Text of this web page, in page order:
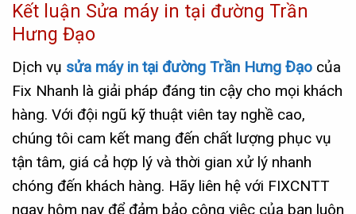
Kết luận Sửa máy in tại đường Trần
Hưng Đạo
Dịch vụ sửa máy in tại đường Trần Hưng Đạo của
Fix Nhanh là giải pháp đáng tin cậy cho mọi khách
hàng. Với đội ngũ kỹ thuật viên tay nghề cao,
chúng tôi cam kết mang đến chất lượng phục vụ
tận tâm, giá cả hợp lý và thời gian xử lý nhanh
chóng đến khách hàng. Hãy liên hệ với FIXCNTT
ngay hôm nay để đảm bảo công việc của bạn luôn